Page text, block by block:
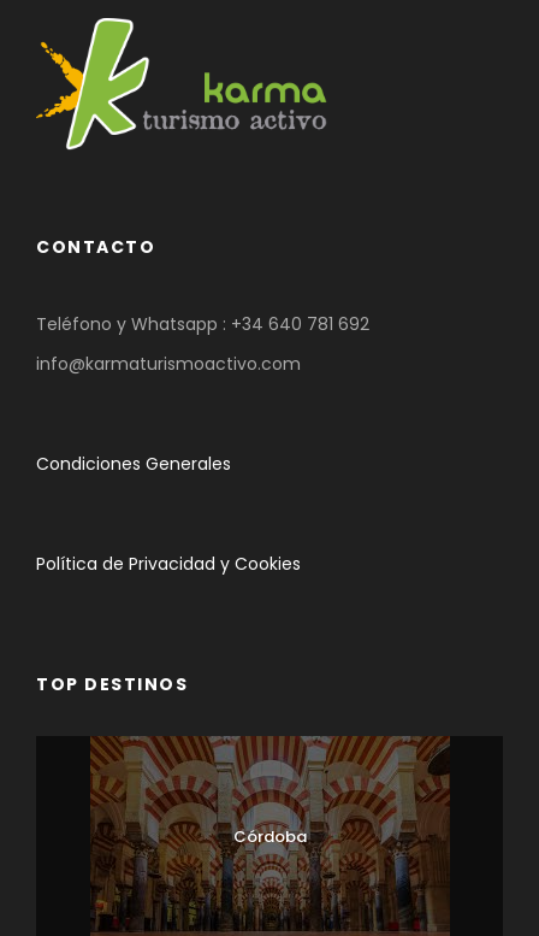
CONTACTO
Teléfono y Whatsapp : +34 640 781 692
info@karmaturismoactivo.com
Condiciones Generales
Política de Privacidad y Cookies
TOP DESTINOS
Córdoba